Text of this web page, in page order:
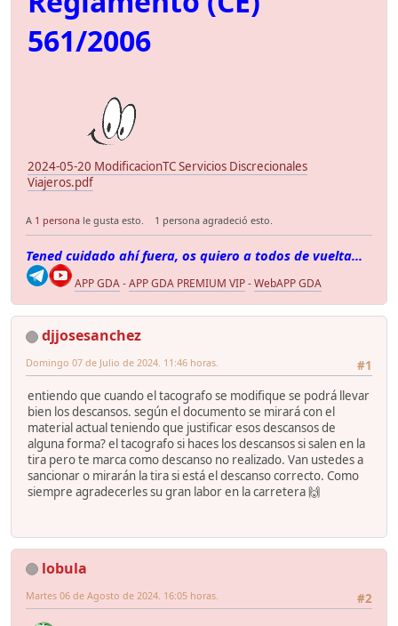
561/2006
2024-05-20 ModificacionTC Servicios Discrecionales
Viajeros.pdf
A 1 persona le gusta esto. 1 persona agradeció esto.
Tened cuidado ahí fuera, os quiero a todos de vuelta...
APP GDA-APP GDA PREMIUM VIP-WebAPP GDA
djjosesanchez
#1
Domingo 07 de Julio de 2024. 11:46 horas.
entiendo que cuando el tacografo se modifique se podrá llevar
bien los descansos. según el documento se mirará con el
material actual teniendo que justificar esos descansos de
alguna forma? el tacografo si haces los descansos si salen en la
tira pero te marca como descanso no realizado. Van ustedes a
sancionar o mirarán la tira si está el descanso correcto. Como
siempre agradecerles su gran labor en la carretera 🙌
lobula
#2
Martes 06 de Agosto de 2024. 16:05 horas.